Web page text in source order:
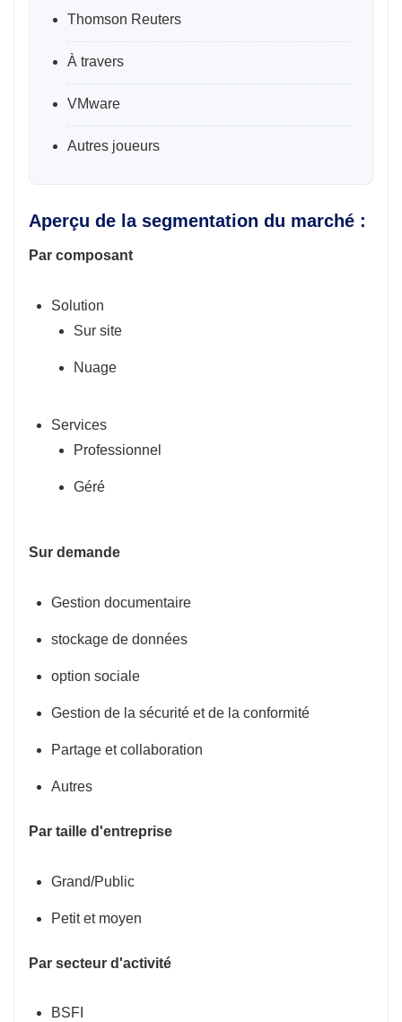
Thomson Reuters
À travers
VMware
Autres joueurs
Aperçu de la segmentation du marché :
Par composant
Solution
Sur site
Nuage
Services
Professionnel
Géré
Sur demande
Gestion documentaire
stockage de données
option sociale
Gestion de la sécurité et de la conformité
Partage et collaboration
Autres
Par taille d'entreprise
Grand/Public
Petit et moyen
Par secteur d'activité
BSFI